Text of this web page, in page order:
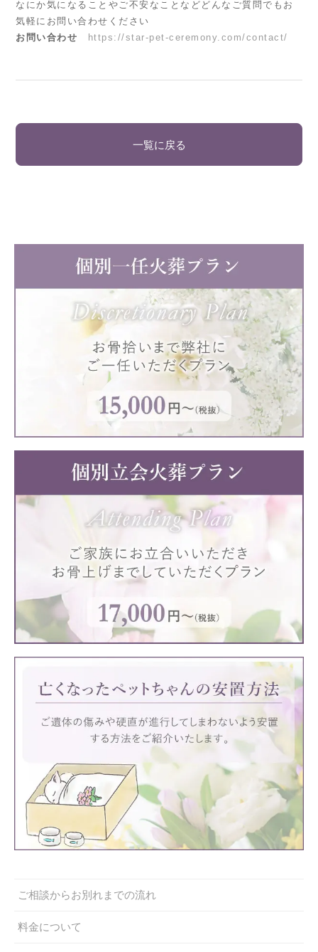
なにか気になることやご不安なことなどどんなご質問でもお
気軽にお問い合わせください
お問い合わせ
https://star-pet-ceremony.com/contact/
一覧に戻る
ご相談からお別れまでの流れ
料金について